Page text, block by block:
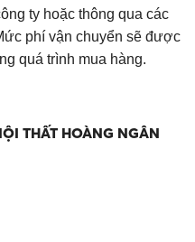
ty hoặc thông qua các
phí vận chuyển sẽ được
quá trình mua hàng.
THẤT HOÀNG NGÂN